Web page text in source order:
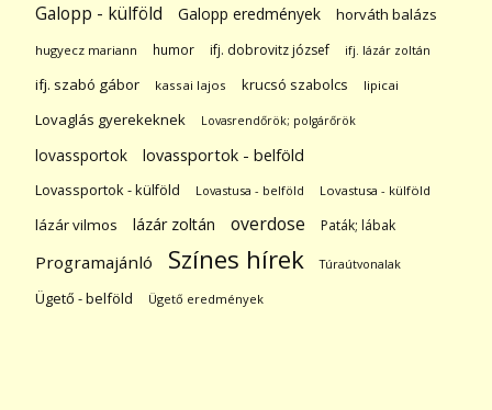
Galopp - külföld Galopp eredmények horváth balázs
hugyecz mariann humor ifj. dobrovitz józsef ifj. lázár zoltán
ifj. szabó gábor kassai lajos krucsó szabolcs lipicai
Lovaglás gyerekeknek Lovasrendőrök; polgárőrök
lovassportok lovassportok - belföld
Lovassportok - külföld Lovastusa - belföld Lovastusa - külföld
lázár vilmos lázár zoltán overdose Paták; lábak
Programajánló Színes hírek Túraútvonalak
Ügető - belföld Ügető eredmények